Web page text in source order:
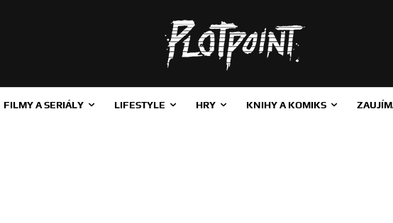
FILMY A SERIÁLY LIFESTYLE HRY KNIHY A KOMIKS